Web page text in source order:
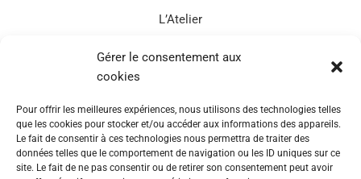
Gérer le consentement aux
cookies
Pour offrir les meilleures expériences, nous utilisons des technologies telles
que les cookies pour stocker et/ou accéder aux informations des appareils.
Le fait de consentir à ces technologies nous permettra de traiter des
données telles que le comportement de navigation ou les ID uniques sur ce
site. Le fait de ne pas consentir ou de retirer son consentement peut avoir
L’Atelier
L’ATELIER MARGOT
129 avenue de la libération 33490 Saint-Pierre-d'Aurillac